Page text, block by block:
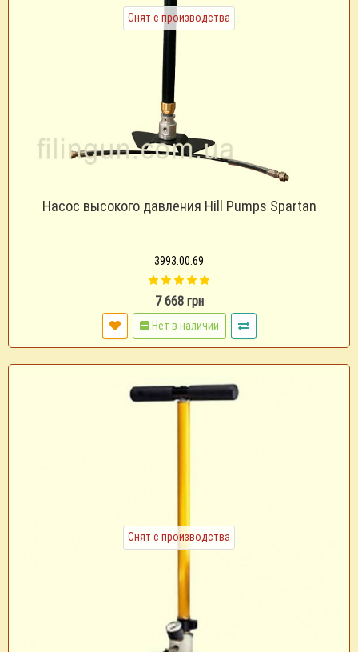
Снят с производства
Насос высокого давления Hill Pumps Spartan
3993.00.69
7 668 грн
Нет в наличии
Снят с производства